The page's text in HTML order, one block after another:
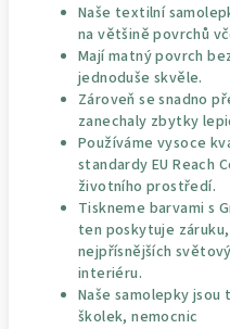
Naše textilní
na většině povrchů
Mají matný povrch
jednoduše skvěle.
Zároveň se snadno
zanechaly zbytky
Používáme vysoce
standardy EU Reach
životního prostředí.
Tiskneme barvami s
ten poskytuje
nejpřísnějších
interiéru.
Naše samolepky
školek, nemocnic